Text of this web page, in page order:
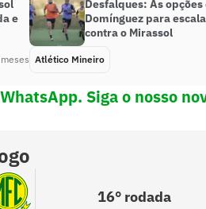
e
Desfalques: As opções
Domínguez para
contra o Mirassol
Atlético Mineiro
Siga o nosso
16° rodada